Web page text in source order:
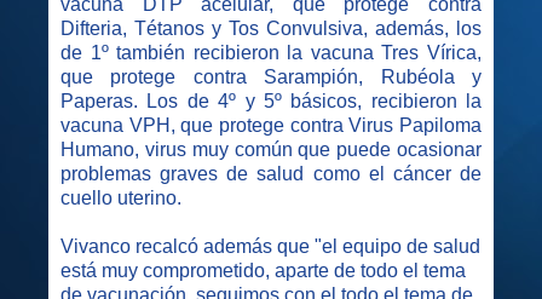
Difteria, Tétanos y Tos Convulsiva, además, los
de 1º también recibieron la vacuna Tres Vírica,
que protege contra Sarampión, Rubéola y
Paperas. Los de4º y 5º básicos, recibieron la
vacuna VPH, que protege contra Virus Papiloma
Humano, virus muy común que puede ocasionar
problemas graves de salud como el cáncer de
cuello uterino.
Vivanco recalcó además que "el equipo de salud
está muy comprometido, aparte de todo el tema
de vacunación, seguimos con el todo el tema de